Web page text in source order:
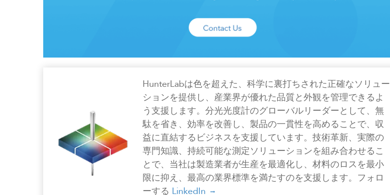
HunterLabは色を超えた、科学に裏打ちされた正確なソリュー
ションを提供し、産業界が優れた品質と外観を管理できるよ
う支援します。分光光度計のグローバルリーダーとして、無
駄を省き、効率を改善し、製品の一貫性を高めることで、収
益に直結するビジネスを支援しています。技術革新、実際の
専門知識、持続可能な測定ソリューションを組み合わせるこ
とで、当社は製造業者が生産を最適化し、材料のロスを最小
限に抑え、最高の業界標準を満たすのを支援します。フォロ
ーする LinkedIn